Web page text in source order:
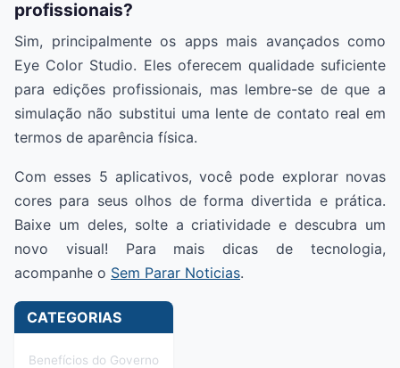
profissionais?
Sim, principalmente os apps mais avançados como
Eye Color Studio. Eles oferecem qualidade suficiente
para edições profissionais, mas lembre-se de que a
simulação não substitui uma lente de contato real em
termos de aparência física.
Com esses 5 aplicativos, você pode explorar novas
cores para seus olhos de forma divertida e prática.
Baixe um deles, solte a criatividade e descubra um
novo visual! Para mais dicas de tecnologia,
acompanhe o Sem Parar Noticias.
CATEGORIAS
Benefícios do Governo